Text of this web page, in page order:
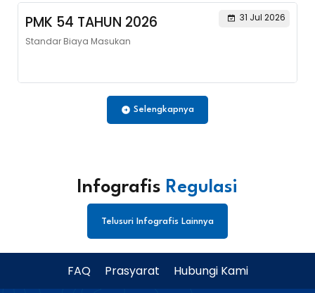
PMK 54 TAHUN 2026
31 Jul 2026
Standar Biaya Masukan
Selengkapnya
Infografis Regulasi
Telusuri Infografis Lainnya
FAQ Prasyarat Hubungi Kami